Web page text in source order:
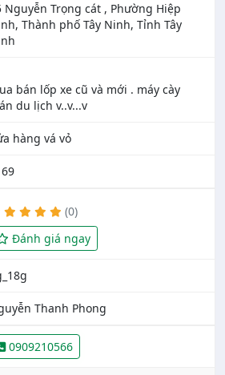
Nguyễn Trọng cát , Phường Hiệp
Thành phố Tây Ninh, Tỉnh Tây
bán lốp xe cũ và mới . máy cày
hàng vá vỏ
(0)
Đánh giá ngay
Thanh Phong
0909210566